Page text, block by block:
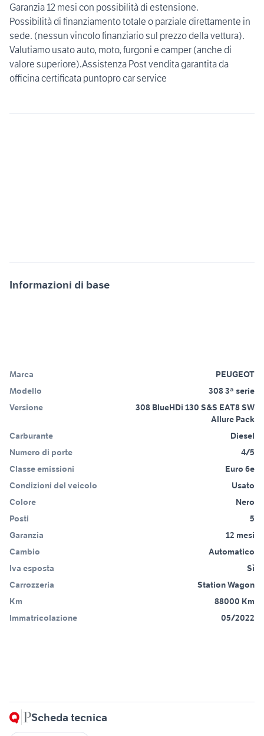
Garanzia 12 mesi con possibilità di estensione.
Possibilità di finanziamento totale o parziale direttamente in
sede. (nessun vincolo finanziario sul prezzo della vettura).
Valutiamo usato auto, moto, furgoni e camper (anche di
valore superiore).Assistenza Post vendita garantita da
officina certificata puntopro car service
Informazioni di base
Marca
PEUGEOT
Modello
308 3ª serie
Versione
308 BlueHDi 130 S&S EAT8 SW
Allure Pack
Carburante
Diesel
Numero di porte
4/5
Classe emissioni
Euro 6e
Condizioni del veicolo
Usato
Colore
Nero
Posti
5
Garanzia
12 mesi
Cambio
Automatico
Iva esposta
Sì
Carrozzeria
Station Wagon
Km
88000 Km
Immatricolazione
05/2022
Scheda tecnica